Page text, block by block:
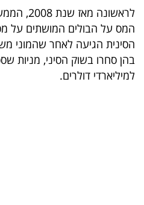
עסקי
ספורט
קריירה
ולימודים
לראשונה
המס על הבולים המושתים על
הסינית הגיעה לאחר שהמוני
בהן סחרו בשוק הסיני, מניות
למיליארדי דולרים.